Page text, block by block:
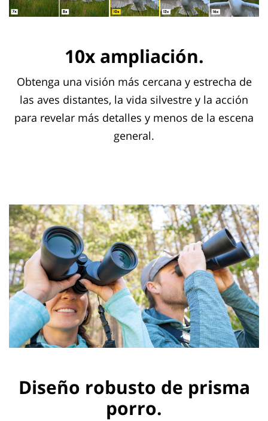
10x ampliación.
Obtenga una visión más cercana y estrecha de
las aves distantes, la vida silvestre y la acción
para revelar más detalles y menos de la escena
general.
Diseño robusto de prisma
porro.